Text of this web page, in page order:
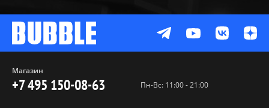
Магазин
+7 495 150-08-63 Пн-Вс: 11:00 - 21:00